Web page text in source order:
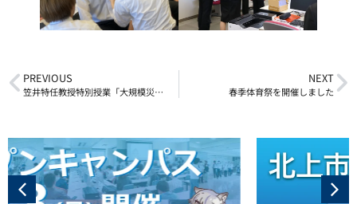
PREVIOUS
笠井特任教授特別授業「大規模災害から学ぶ、次世代の災害対策」
NEXT
春季体育祭を開催しました